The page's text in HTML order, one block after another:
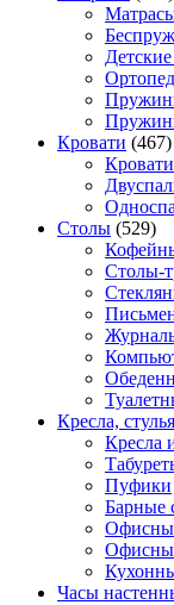
Кровати (467)
Столы (529)
Столы-
Кресла, стулья
Кресла
Пуфики
Барные
Часы